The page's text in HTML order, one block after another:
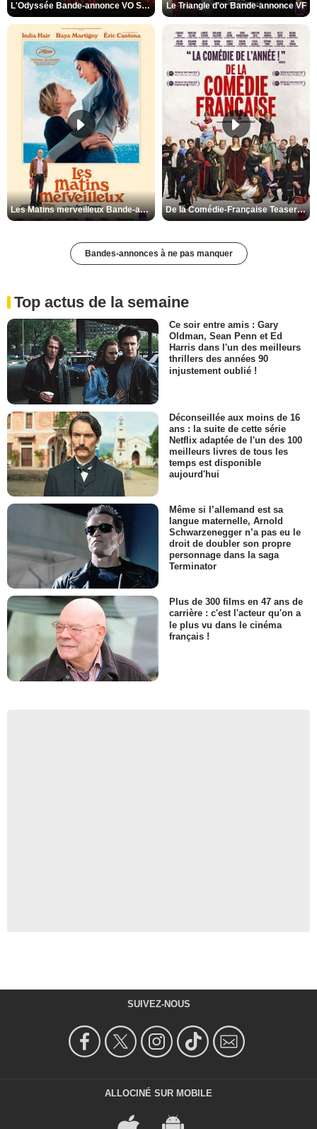
L'Odyssée Bande-annonce VO STFR Le Triangle d'or Bande-annonce VF
Les Matins merveilleux Bande-annonce VF De la Comédie-Française Teaser VF
Bandes-annonces à ne pas manquer
Top actus de la semaine
Ce soir entre amis : Gary
Oldman, Sean Penn et Ed
Harris dans l'un des meilleurs
thrillers des années 90
injustement oublié !
Déconseillée aux moins de 16
ans : la suite de cette série
Netflix adaptée de l'un des 100
meilleurs livres de tous les
temps est disponible
aujourd'hui
Même si l’allemand est sa
langue maternelle, Arnold
Schwarzenegger n’a pas eu le
droit de doubler son propre
personnage dans la saga
Terminator
Plus de 300 films en 47 ans de
carrière : c'est l'acteur qu'on a
le plus vu dans le cinéma
français !
SUIVEZ-NOUS
ALLOCINÉ SUR MOBILE